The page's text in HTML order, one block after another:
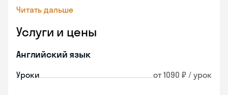
Читать дальше
Услуги и цены
Английский язык
Уроки от 1090 ₽ / урок